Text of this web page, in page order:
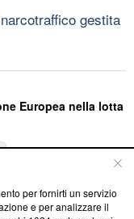
gestita
Europea nella lotta
su Blasting
per fornirti un servizio
e per analizzare il